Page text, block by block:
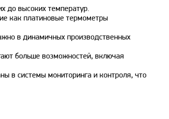
до высоких температур.
как платиновые термометры
в динамичных производственных
больше возможностей, включая
в системы мониторинга и контроля, что